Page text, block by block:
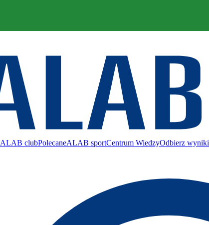
ALAB clubPolecaneALAB sportCentrum WiedzyOdbierz wyniki